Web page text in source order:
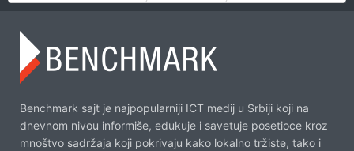
Benchmark sajt je najpopularniji ICT medij u Srbiji koji na
dnevnom nivou informiše, edukuje i savetuje posetioce kroz
mnoštvo sadržaja koji pokrivaju kako lokalno tržiste, tako i